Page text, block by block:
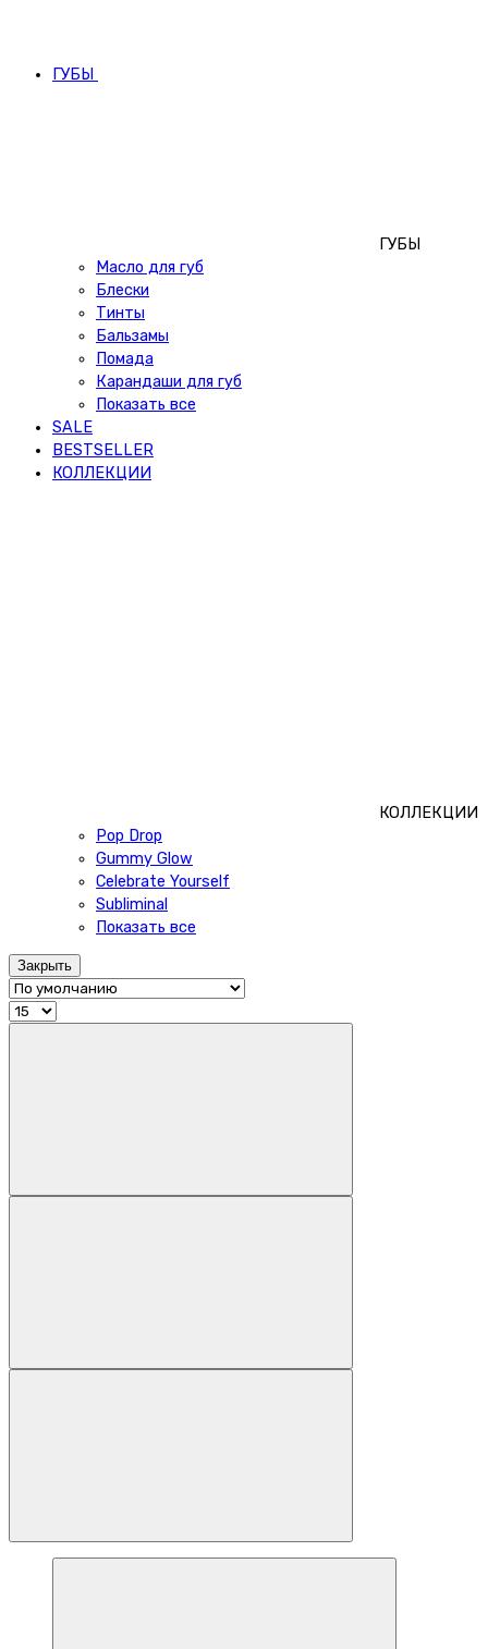
ГУБЫ
ГУБЫ
Масло для губ
Блески
Тинты
Бальзамы
Помада
Карандаши для губ
Показать все
SALE
BESTSELLER
КОЛЛЕКЦИИ
КОЛЛЕКЦИИ
Pop Drop
Gummy Glow
Celebrate Yourself
Subliminal
Показать все
Закрыть